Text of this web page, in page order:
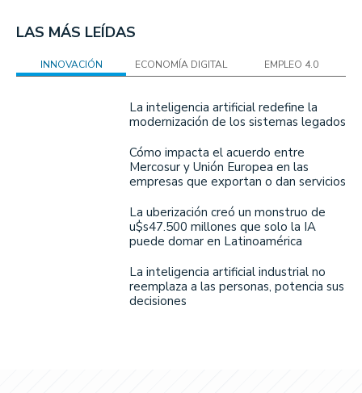
LAS MÁS LEÍDAS
INNOVACIÓN ECONOMÍA DIGITAL EMPLEO 4.0
La inteligencia artificial redefine la
modernización de los sistemas legados
Cómo impacta el acuerdo entre
Mercosur y Unión Europea en las
empresas que exportan o dan servicios
La uberización creó un monstruo de
u$s47.500 millones que solo la IA
puede domar en Latinoamérica
La inteligencia artificial industrial no
reemplaza a las personas, potencia sus
decisiones